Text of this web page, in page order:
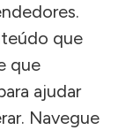
que
que
ajudar
Navegue